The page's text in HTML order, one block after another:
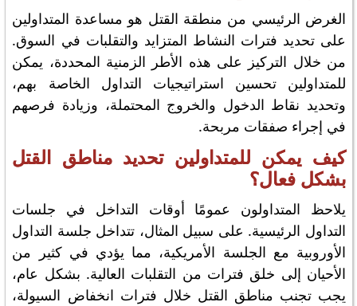
الغرض الرئيسي من منطقة القتل هو مساعدة المتداولين
على تحديد فترات النشاط المتزايد والتقلبات في السوق.
من خلال التركيز على هذه الأطر الزمنية المحددة، يمكن
للمتداولين تحسين استراتيجيات التداول الخاصة بهم،
وتحديد نقاط الدخول والخروج المحتملة، وزيادة فرصهم
في إجراء صفقات مربحة.
كيف يمكن للمتداولين تحديد مناطق القتل
بشكل فعال؟
يلاحظ المتداولون عمومًا أوقات التداخل في جلسات
التداول الرئيسية. على سبيل المثال، تتداخل جلسة التداول
الأوروبية مع الجلسة الأمريكية، مما يؤدي في كثير من
الأحيان إلى خلق فترات من التقلبات العالية. بشكل عام،
يجب تجنب مناطق القتل خلال فترات انخفاض السيولة،